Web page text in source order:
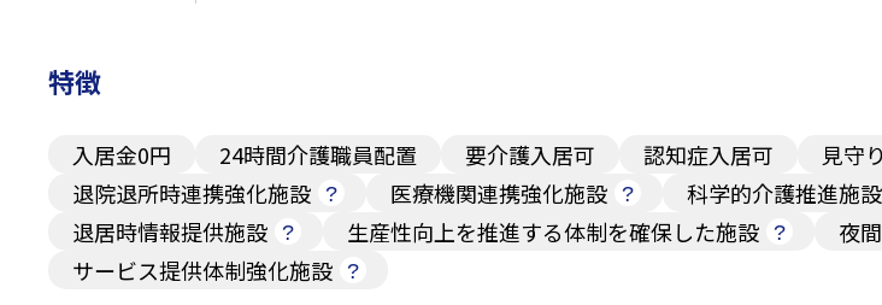
特徴
入居金0円 24時間介護職員配置 要介護入居可 認知症入居可 見守
退院退所時連携強化施設
医療機関連携強化施設 科学的介護推進施設
退居時情報提供施設
生産性向上を推進する体制を確保した施設 夜
サービス提供体制強化施設